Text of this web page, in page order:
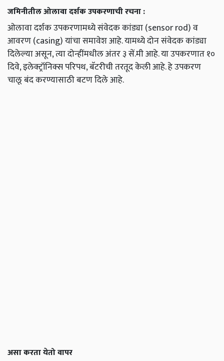
जमिनीतील ओलावा दर्शक उपकरणाची रचना :
ओलावा दर्शक उपकरणामध्ये संवेदक कांड्या (sensor rod) व
आवरण (casing) यांचा समावेश आहे. यामध्ये दोन संवेदक कांड्या
दिलेल्या असून, त्या दोन्हींमधील अंतर ३ सें.मी आहे. या उपकरणात १०
दिवे, इलेक्ट्रॉनिक्स परिपथ, बॅटरीची तरतूद केली आहे. हे उपकरण
चालू बंद करण्यासाठी बटण दिले आहे.
असा करता येतो वापर